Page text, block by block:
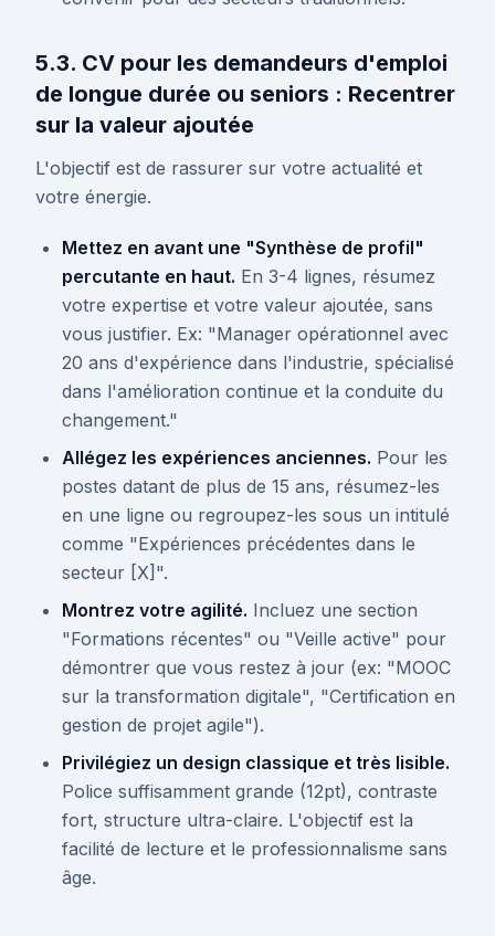
5.3. CV pour les demandeurs d'emploi
de longue durée ou seniors : Recentrer
sur la valeur ajoutée
L'objectif est de rassurer sur votre actualité et
votre énergie.
Mettez en avant une "Synthèse de profil"
percutante en haut. En 3-4 lignes, résumez
votre expertise et votre valeur ajoutée, sans
vous justifier. Ex: "Manager opérationnel avec
20 ans d'expérience dans l'industrie, spécialisé
dans l'amélioration continue et la conduite du
changement."
Allégez les expériences anciennes. Pour les
postes datant de plus de 15 ans, résumez-les
en une ligne ou regroupez-les sous un intitulé
comme "Expériences précédentes dans le
secteur [X]".
Montrez votre agilité. Incluez une section
"Formations récentes" ou "Veille active" pour
démontrer que vous restez à jour (ex: "MOOC
sur la transformation digitale", "Certification en
gestion de projet agile").
Privilégiez un design classique et très lisible.
Police suffisamment grande (12pt), contraste
fort, structure ultra-claire. L'objectif est la
facilité de lecture et le professionnalisme sans
âge.